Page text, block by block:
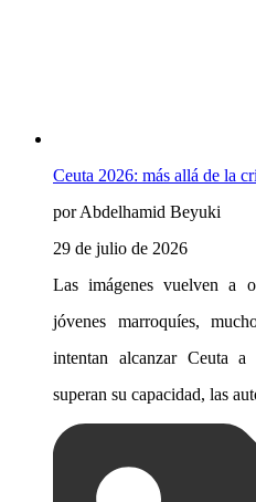
Ceuta 2026: más allá de la
por Abdelhamid Beyuki
29 de julio de 2026
Las imágenes vuelven a
jóvenes marroquíes,
intentan alcanzar Ceuta
superan su capacidad, las